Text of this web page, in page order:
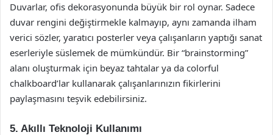
Duvarlar, ofis dekorasyonunda büyük bir rol oynar. Sadece
duvar rengini değiştirmekle kalmayıp, aynı zamanda ilham
verici sözler, yaratıcı posterler veya çalışanların yaptığı sanat
eserleriyle süslemek de mümkündür. Bir “brainstorming”
alanı oluşturmak için beyaz tahtalar ya da colorful
chalkboard’lar kullanarak çalışanlarınızın fikirlerini
paylaşmasını teşvik edebilirsiniz.
5. Akıllı Teknoloji Kullanımı